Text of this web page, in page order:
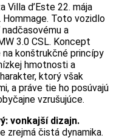
Villa d’Este 22. mája
Toto vozidlo
a
3.0 CSL. Koncept
na konštrukčné princípy
hmotnosti a
ktorý však
a práve tie ho posúvajú
vzrušujúce.
vonkajší dizajn.
zrejmá čistá dynamika.